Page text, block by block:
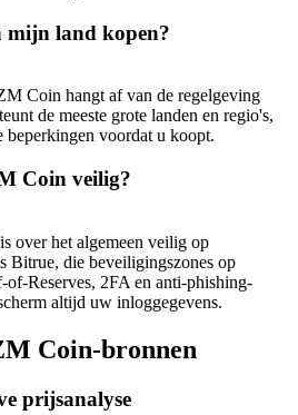
| Daily Rewards
beloningen
land kopen?
Coin hangt af van de regelgeving
de meeste grote landen en regio's,
voordat u koopt.
Coin veilig?
over het algemeen veilig op
Bitrue, die beveiligingszones op
of-Reserves, 2FA en anti-phishing-
altijd uw inloggegevens.
Coin-bronnen
prijsanalyse